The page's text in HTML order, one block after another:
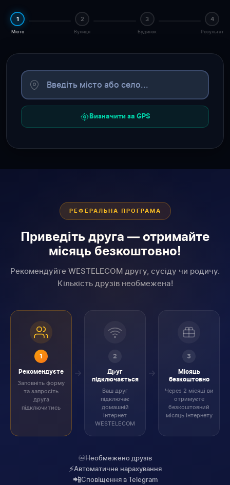
1
Місто
2
Вулиця
3
Будинок
4
Результат
Визначити за GPS
РЕФЕРАЛЬНА ПРОГРАМА
Приведіть друга — отримайте
місяць безкоштовно!
Рекомендуйте WESTELECOM другу, сусіду чи родичу.
Кількість друзів необмежена!
1
Рекомендуєте
Заповніть форму
та запросіть
друга
підключитись
2
Друг
підключається
Ваш друг
підключає
домашній
інтернет
WESTELECOM
3
Місяць
безкоштовно
Через 2 місяці ви
отримуєте
безкоштовний
місяць інтернету
♾️Необмежено друзів
⚡Автоматичне нарахування
📲Сповіщення в Telegram